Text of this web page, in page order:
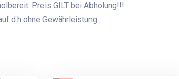
Preis GILT bei Abholung!!!
d.h ohne Gewährleistung.